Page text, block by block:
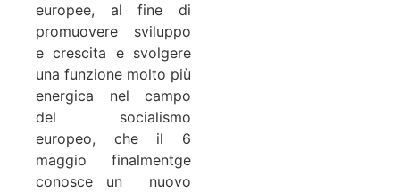
europee, al fine di
promuovere sviluppo
e crescita e svolgere
una funzione molto più
energica nel campo
del socialismo
europeo, che il 6
maggio finalmentge
conosce un nuovo